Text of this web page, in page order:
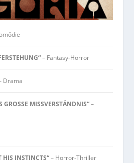
– Fantasy-Horror
Drama
MISSVERSTÄNDNIS“–
HIS INSTINCTS“– Horror-Thriller